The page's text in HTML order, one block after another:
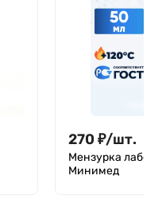
270 ₽/шт.
Мензурка
Минимед